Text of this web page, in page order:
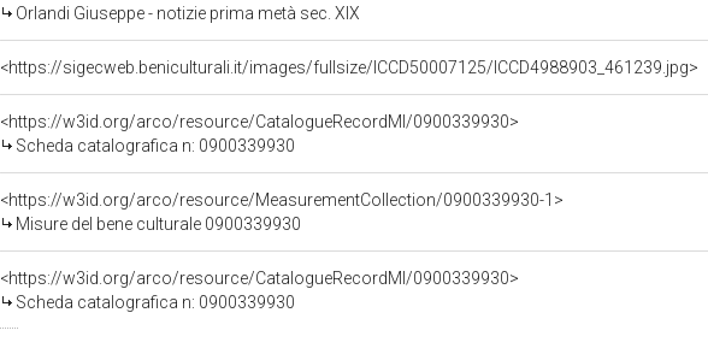
Orlandi Giuseppe - notizie prima metà sec. XIX
<https://sigecweb.beniculturali.it/images/fullsize/ICCD50007125/ICCD4988903_461239.jpg>
<https://w3id.org/arco/resource/CatalogueRecordMI/0900339930>
Scheda catalografica n: 0900339930
<https://w3id.org/arco/resource/MeasurementCollection/0900339930-1>
Misure del bene culturale 0900339930
<https://w3id.org/arco/resource/CatalogueRecordMI/0900339930>
Scheda catalografica n: 0900339930